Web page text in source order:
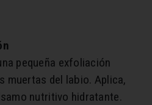
pequeña exfoliación
muertas del labio. Aplica,
nutritivo hidratante.